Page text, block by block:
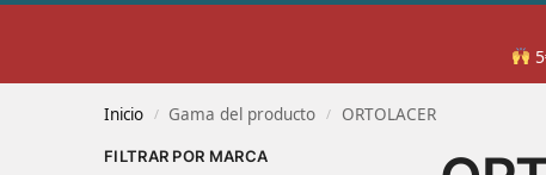
Inicio / Gama del producto / ORTOLACER
FILTRAR POR MARCA